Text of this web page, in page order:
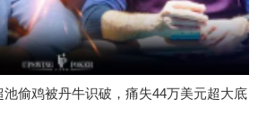
池偷鸡被丹牛识破，痛失44万美元超大底